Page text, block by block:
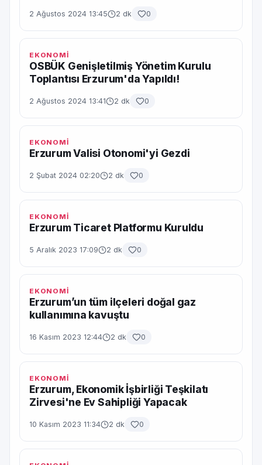
2 Ağustos 2024 13:45 2 dk 0
EKONOMİ
OSBÜK Genişletilmiş Yönetim Kurulu
Toplantısı Erzurum'da Yapıldı!
2 Ağustos 2024 13:41 2 dk 0
EKONOMİ
Erzurum Valisi Otonomi'yi Gezdi
2 Şubat 2024 02:20 2 dk 0
EKONOMİ
Erzurum Ticaret Platformu Kuruldu
5 Aralık 2023 17:09 2 dk 0
EKONOMİ
Erzurum’un tüm ilçeleri doğal gaz
kullanımına kavuştu
16 Kasım 2023 12:44 2 dk 0
EKONOMİ
Erzurum, Ekonomik İşbirliği Teşkilatı
Zirvesi'ne Ev Sahipliği Yapacak
10 Kasım 2023 11:34 2 dk 0